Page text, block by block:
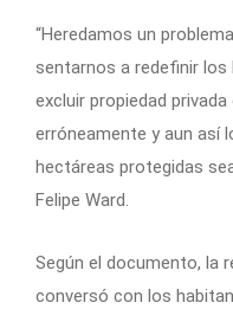
“Heredamos un
sentarnos a redefinir los
excluir propiedad
erróneamente y aun así
hectáreas protegidas
Felipe Ward.
Según el documento, la
conversó con los